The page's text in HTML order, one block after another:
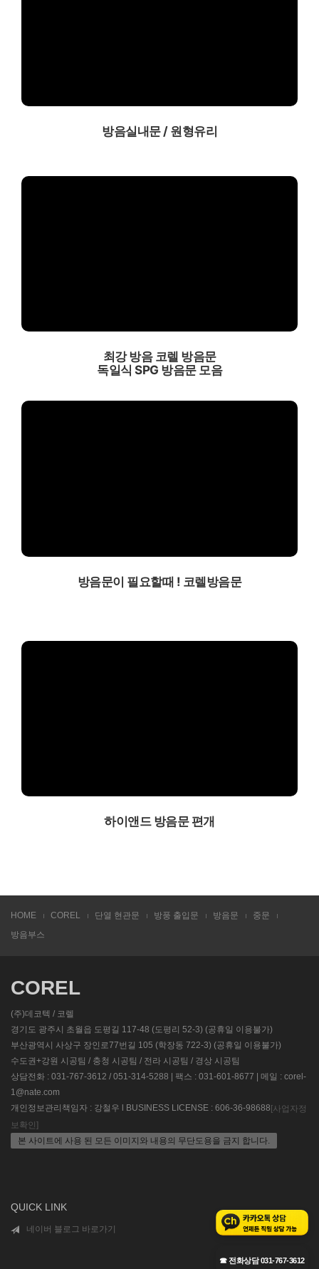
방음실내문 / 원형유리
최강 방음 코렐 방음문
독일식 SPG 방음문 모음
방음문이 필요할때 ! 코렐방음문
하이앤드 방음문 편개
HOME COREL 단열 현관문 방풍 출입문 방음문
중문
방음부스
COREL
(주)데코텍 / 코렐
경기도 광주시 초월읍 도평길 117-48 (도평리 52-3) (공휴일 이용불가)
부산광역시 사상구 장인로77번길 105 (학장동 722-3) (공휴일 이용불가)
수도권+강원 시공팀 / 충청 시공팀 / 전라 시공팀 / 경상 시공팀
상담전화 : 031-767-3612 / 051-314-5288 | 팩스 : 031-601-8677 | 메일 : corel-
1@nate.com
개인정보관리책임자 : 강철우 l BUSINESS LICENSE : 606-36-98688[사업자정
보확인]
본 사이트에 사용 된 모든 이미지와 내용의 무단도용을 금지 합니다.
QUICK LINK
네이버 블로그 바로가기
☎ 전화상담 031-767-3612